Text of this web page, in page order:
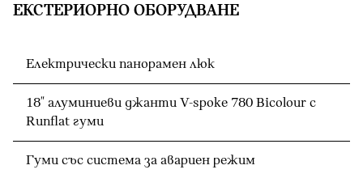
ЕКСТЕРИОРНО ОБОРУДВАНЕ
Електрически панорамен люк
18" алуминиеви джанти V-spoke 780 Bicolour с
Runflat гуми
Гуми със система за авариен режим